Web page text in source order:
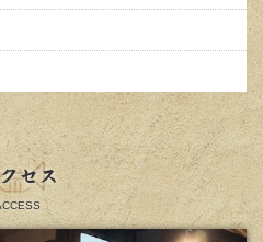
セス